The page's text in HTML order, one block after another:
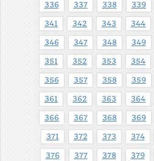
336 337 338 339
341 342 343 344
346 347 348 349
351 352 353 354
356 357 358 359
361 362 363 364
366 367 368 369
371 372 373 374
376 377 378 379